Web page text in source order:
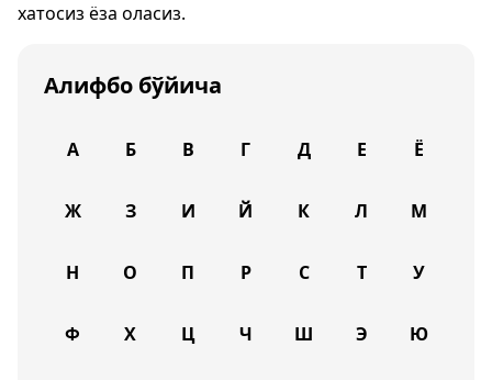
хатосиз ёза оласиз.
Алифбо бўйича
А Б В Г Д Е Ё
Ж З И Й К Л М
Н О П Р С Т У
Ф Х Ц Ч Ш Э Ю